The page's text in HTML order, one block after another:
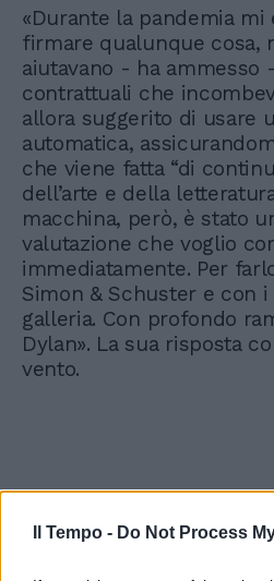
Il Tempo - Do Not Process
«Durante la pandemia
firmare qualunque cosa,
aiutavano - ha ammesso
contrattuali che
allora suggerito di usare
automatica,
che viene fatta “di
dell’arte e della
macchina, però, è stato
valutazione che voglio
immediatamente. Per
Simon & Schuster e con
galleria. Con profondo
Dylan». La sua risposta
vento.